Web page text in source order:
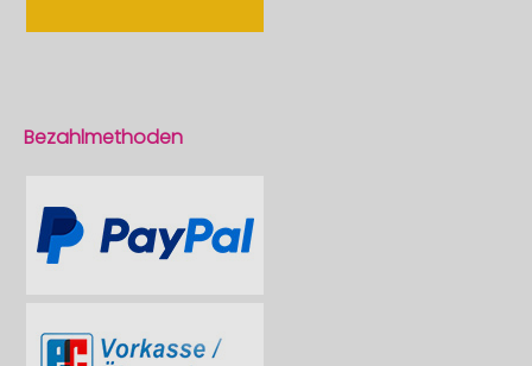
Bezahlmethoden